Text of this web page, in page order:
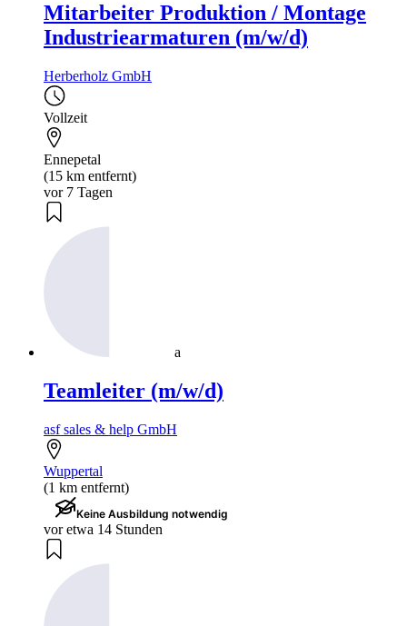
Mitarbeiter Produktion / Montage
Industriearmaturen (m/w/d)
Herberholz GmbH
Vollzeit
Ennepetal
(15 km entfernt)
vor 7 Tagen
a
Teamleiter (m/w/d)
asf sales & help GmbH
Wuppertal
(1 km entfernt)
Keine Ausbildung notwendig
vor etwa 14 Stunden